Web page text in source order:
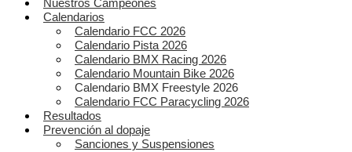
Nuestros Campeones
Calendarios
Calendario FCC 2026
Calendario Pista 2026
Calendario BMX Racing 2026
Calendario Mountain Bike 2026
Calendario BMX Freestyle 2026
Calendario FCC Paracycling 2026
Resultados
Prevención al dopaje
Sanciones y Suspensiones